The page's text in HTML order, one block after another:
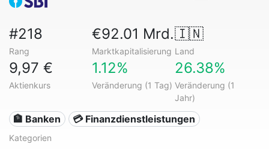
#218
Rang
€92.01 Mrd.
Marktkapitalisierung
🇮🇳
Land
9,97 €
Aktienkurs
1.12%
Veränderung (1 Tag)
26.38%
Veränderung (1
Jahr)
🏦 Banken 💳 Finanzdienstleistungen
Kategorien